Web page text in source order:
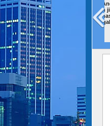
Buruh Ancam Turun
ke Jalan jika
Pembahasan RUU
Ketenagakerjaan
Mandek